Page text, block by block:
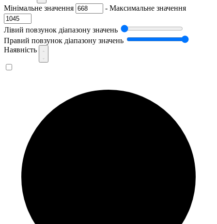
Мінімальне значення - Максимальне значення
Лівий повзунок діапазону значень
Правий повзунок діапазону значень
Наявність